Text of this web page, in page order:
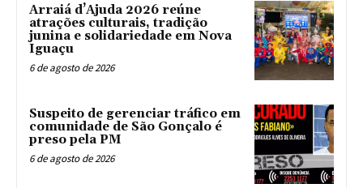
Arraiá d’Ajuda 2026 reúne
atrações culturais, tradição
junina e solidariedade em Nova
Iguaçu
6 de agosto de 2026
Suspeito de gerenciar tráfico em
comunidade de São Gonçalo é
preso pela PM
6 de agosto de 2026